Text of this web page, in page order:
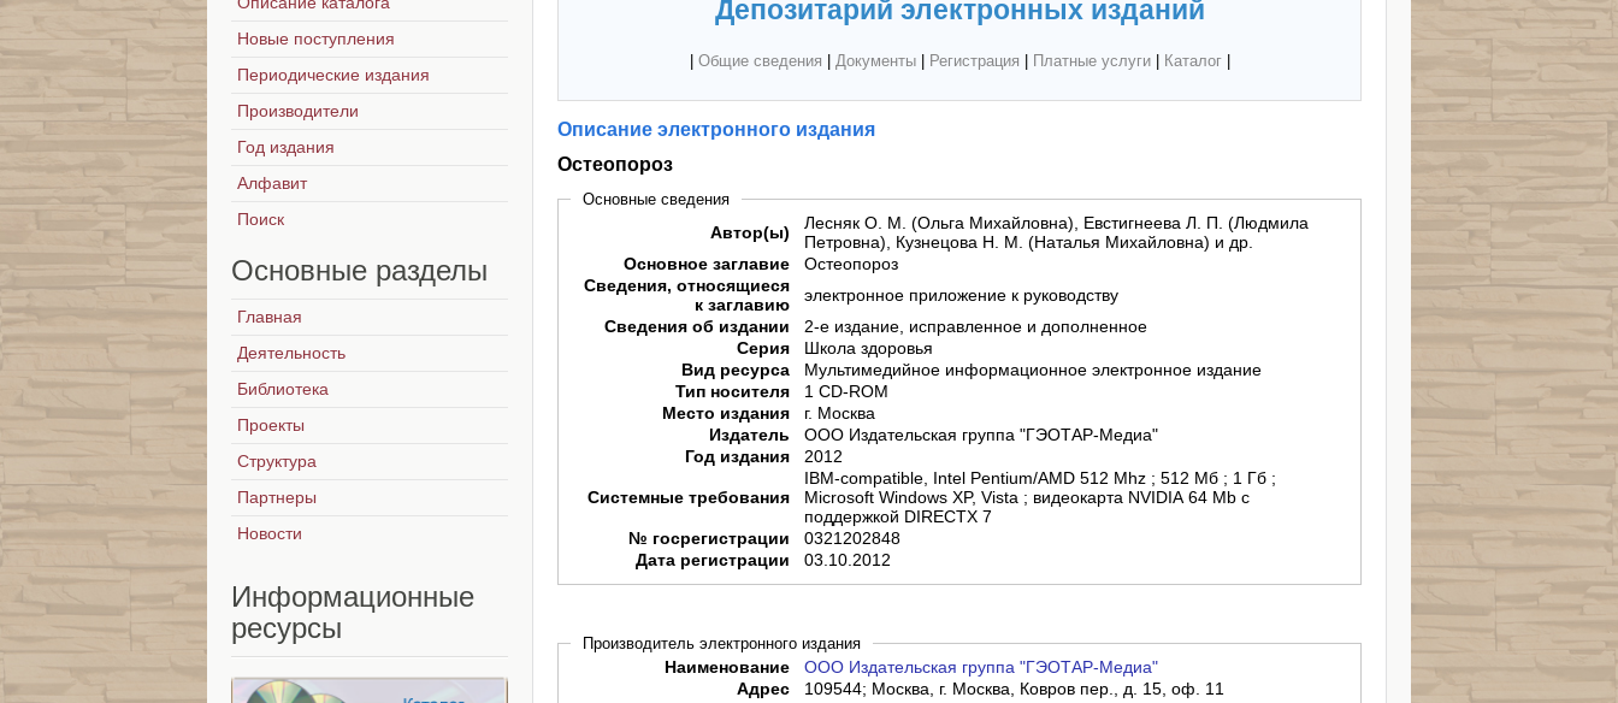
Депозитарий электронных изданий
Общие сведения Документы| Регистрация Платные услуги| Каталог|
Описание электронного издания
Остеопороз
Основные сведения
Автор(ы)
Лесняк О. М. (Ольга Михайловна), Евстигнеева Л. П. (Людмила
Петровна), Кузнецова Н. М. (Наталья Михайловна) и др.
Основное заглавие
Остеопороз
Сведения, относящиеся
к заглавию
электронное приложение к руководству
Сведения об издании
2-е издание, исправленное и дополненное
Серия
Школа здоровья
Вид ресурса
Мультимедийное информационное электронное издание
Тип носителя
1 CD-ROM
Место издания
г. Москва
Издатель
ООО Издательская группа "ГЭОТАР-Медиа"
Год издания
2012
Системные требования
IBM-compatible, Intel Pentium/AMD 512 Mhz ; 512 Мб ; 1 Гб ;
Microsoft Windows XP, Vista ; видеокарта NVIDIA 64 Mb с
поддержкой DIRECTX 7
№ госрегистрации
0321202848
Дата регистрации
03.10.2012
Производитель электронного издания
Наименование
ООО Издательская группа "ГЭОТАР-Медиа"
Адрес
109544; Москва, г. Москва, Ковров пер., д. 15, оф. 11
Новые поступления
Периодические издания
Производители
Год издания
Алфавит
Поиск
Основные разделы
Главная
Деятельность
Библиотека
Проекты
Структура
Партнеры
Новости
Информационные
ресурсы